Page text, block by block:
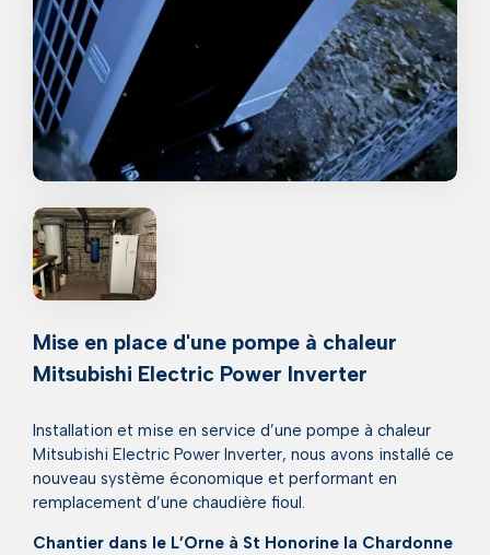
Mise en place d'une pompe à chaleur
Mitsubishi Electric Power Inverter
Installation et mise en service d’une pompe à chaleur
Mitsubishi Electric Power Inverter, nous avons installé ce
nouveau système économique et performant en
remplacement d’une chaudière fioul.
Chantier dans le L’Orne à St Honorine la Chardonne